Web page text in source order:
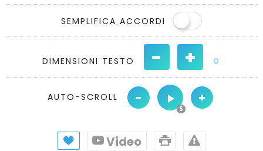
SEMPLIFICA ACCORDI
DIMENSIONI TESTO - + 0
AUTO-SCROLL - +
Video